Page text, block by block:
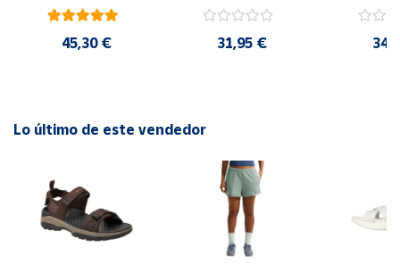
41
45,30 € 31,95 €
Lo último de este vendedor